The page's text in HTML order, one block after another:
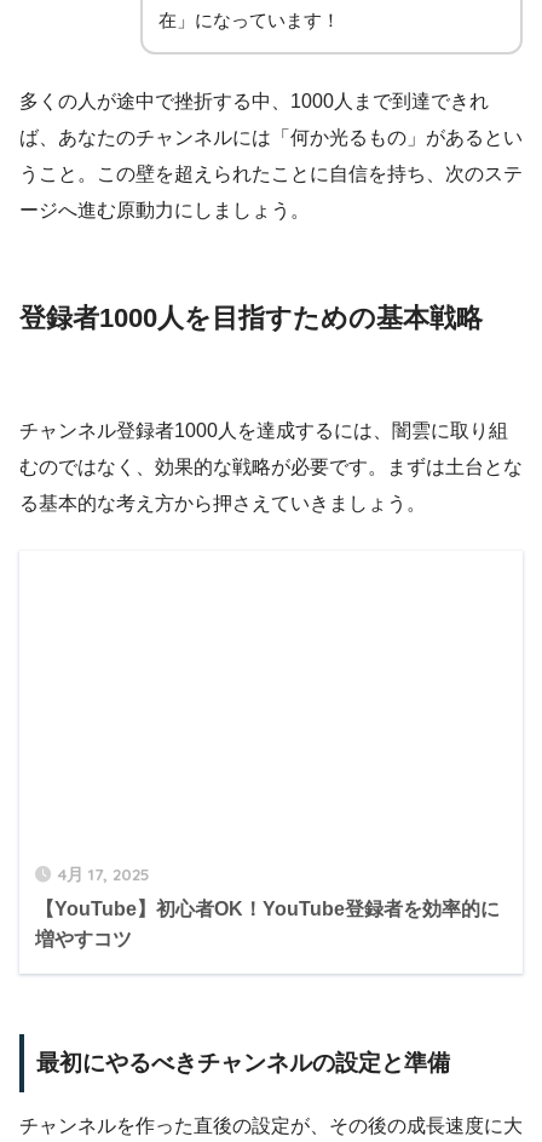
在」になっています！
多くの人が途中で挫折する中、1000人まで到達できれ
ば、あなたのチャンネルには「何か光るもの」があるとい
うこと。この壁を超えられたことに自信を持ち、次のステ
ージへ進む原動力にしましょう。
登録者1000人を目指すための基本戦略
チャンネル登録者1000人を達成するには、闇雲に取り組
むのではなく、効果的な戦略が必要です。まずは土台とな
る基本的な考え方から押さえていきましょう。
4月 17, 2025
【YouTube】初心者OK！YouTube登録者を効率的に
増やすコツ
最初にやるべきチャンネルの設定と準備
チャンネルを作った直後の設定が、その後の成長速度に大